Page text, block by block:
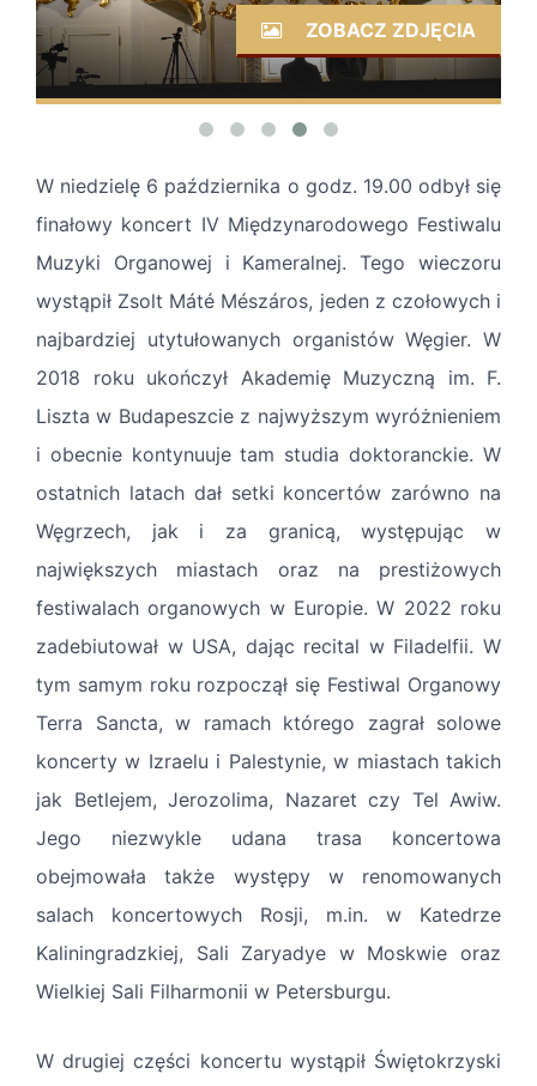
ZOBACZ ZDJĘCIA
W niedzielę 6 października o godz. 19.00 odbył się
finałowy koncert IV Międzynarodowego Festiwalu
Muzyki Organowej i Kameralnej. Tego wieczoru
wystąpił Zsolt Máté Mészáros, jeden z czołowych i
najbardziej utytułowanych organistów Węgier. W
2018 roku ukończył Akademię Muzyczną im. F.
Liszta w Budapeszcie z najwyższym wyróżnieniem
i obecnie kontynuuje tam studia doktoranckie. W
ostatnich latach dał setki koncertów zarówno na
Węgrzech, jak i za granicą, występując w
największych miastach oraz na prestiżowych
festiwalach organowych w Europie. W 2022 roku
zadebiutował w USA, dając recital w Filadelfii. W
tym samym roku rozpoczął się Festiwal Organowy
Terra Sancta, w ramach którego zagrał solowe
koncerty w Izraelu i Palestynie, w miastach takich
jak Betlejem, Jerozolima, Nazaret czy Tel Awiw.
Jego niezwykle udana trasa koncertowa
obejmowała także występy w renomowanych
salach koncertowych Rosji, m.in. w Katedrze
Kaliningradzkiej, Sali Zaryadye w Moskwie oraz
Wielkiej Sali Filharmonii w Petersburgu.
W drugiej części koncertu wystąpił Świętokrzyski